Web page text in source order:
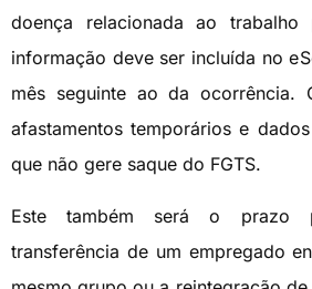
doença relacionada ao
informação deve ser incluída no
mês seguinte ao da ocorrência.
afastamentos temporários e
que não gere saque do FGTS.
Este também será o prazo
transferência de um empregado